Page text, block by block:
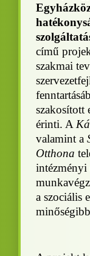
című
szakmai
szakosított
érinti. A
valamint a
Otthona
intézményi
a szociális